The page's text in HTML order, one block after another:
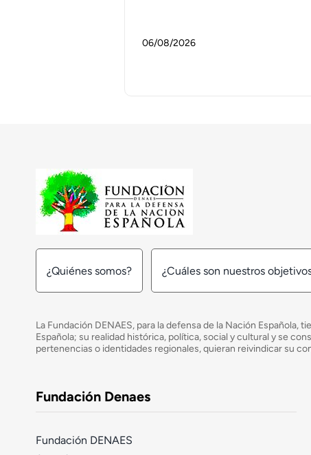
06/08/2026
¿Quiénes somos? ¿Cuáles son nuestros
La Fundación DENAES, para la defensa de la Nación
Española; su realidad histórica, política, social y cultural y se
pertenencias o identidades regionales, quieran reivindicar su
Fundación Denaes
Fundación DENAES